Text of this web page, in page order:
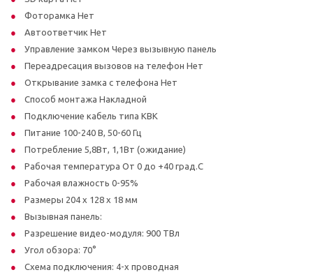
Фоторамка Нет
Автоответчик Нет
Управление замком Через вызывную панель
Переадресация вызовов на телефон Нет
Открывание замка с телефона Нет
Способ монтажа Накладной
Подключение кабель типа КВК
Питание 100-240 В, 50-60 Гц
Потребление 5,8Вт, 1,1Вт (ожидание)
Рабочая температура От 0 до +40 град.С
Рабочая влажность 0-95%
Размеры 204 х 128 х 18 мм
Вызывная панель:
Разрешение видео-модуля: 900 ТВл
Угол обзора: 70°
Схема подключения: 4-х проводная